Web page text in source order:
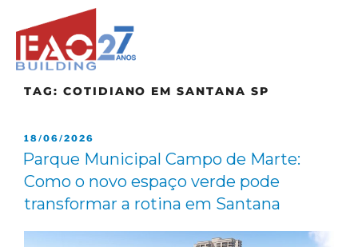
TAG: COTIDIANO EM SANTANA SP
18/06/2026
Parque Municipal Campo de Marte:
Como o novo espaço verde pode
transformar a rotina em Santana